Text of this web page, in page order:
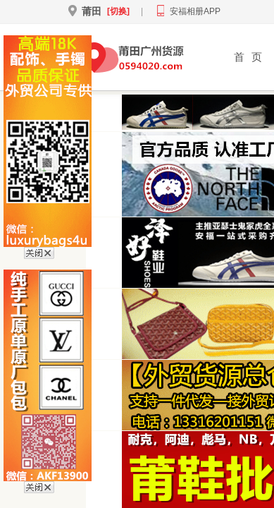
莆田 [切换] 安福相册APP
首 页